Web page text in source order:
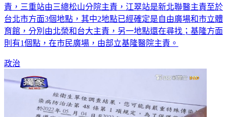
責，三重站由三總松山分院主責，江翠站是新北聯醫主責至於
台北市方面3個地點，其中2地點已經確定是自由廣場和市立體
育館，分別由北榮和台大主責，另一地點還在尋找；基隆方面
則有1個點，在市民廣場，由部立基隆醫院主責。
政治